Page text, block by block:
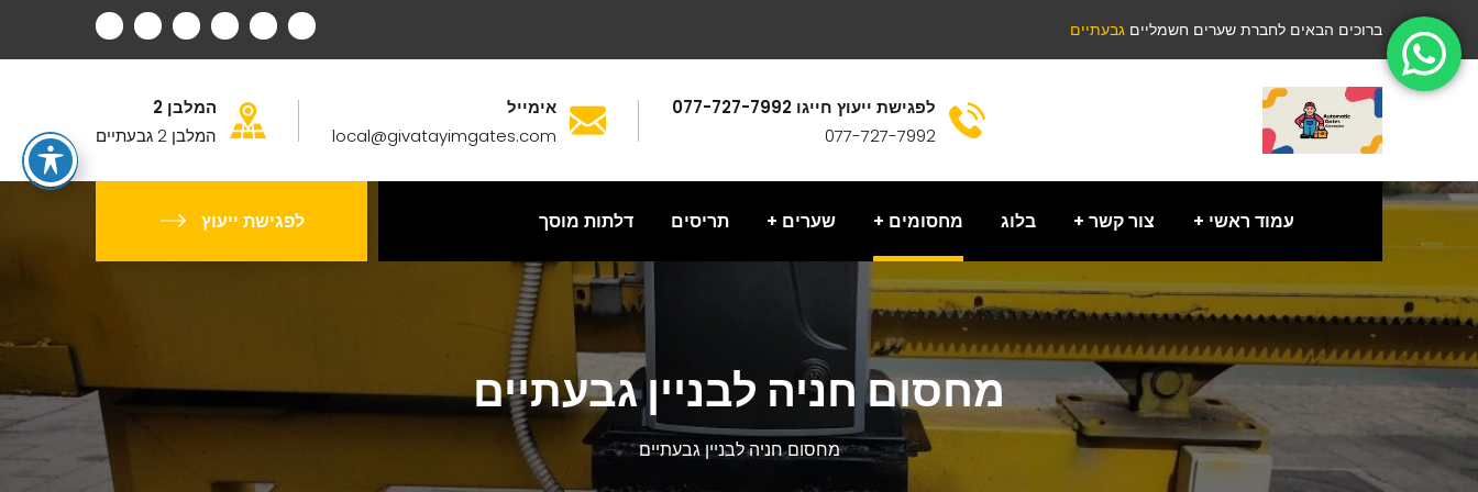
ברוכים הבאים לחברת שערים חשמליים גבעתיים
לפגישת ייעוץ חייגו 077-727-7992
077-727-7992
אימייל
local@givatayimgates.com
המלבן 2
המלבן 2 גבעתיים
עמוד ראשי צור קשר בלוג מחסומים שערים תריסים דלתות מוסך לפגישת ייעוץ
מחסום חניה לבניין גבעתיים
מחסום חניה לבניין גבעתיים